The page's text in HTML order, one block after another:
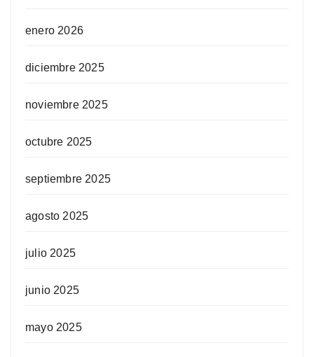
enero 2026
diciembre 2025
noviembre 2025
octubre 2025
septiembre 2025
agosto 2025
julio 2025
junio 2025
mayo 2025